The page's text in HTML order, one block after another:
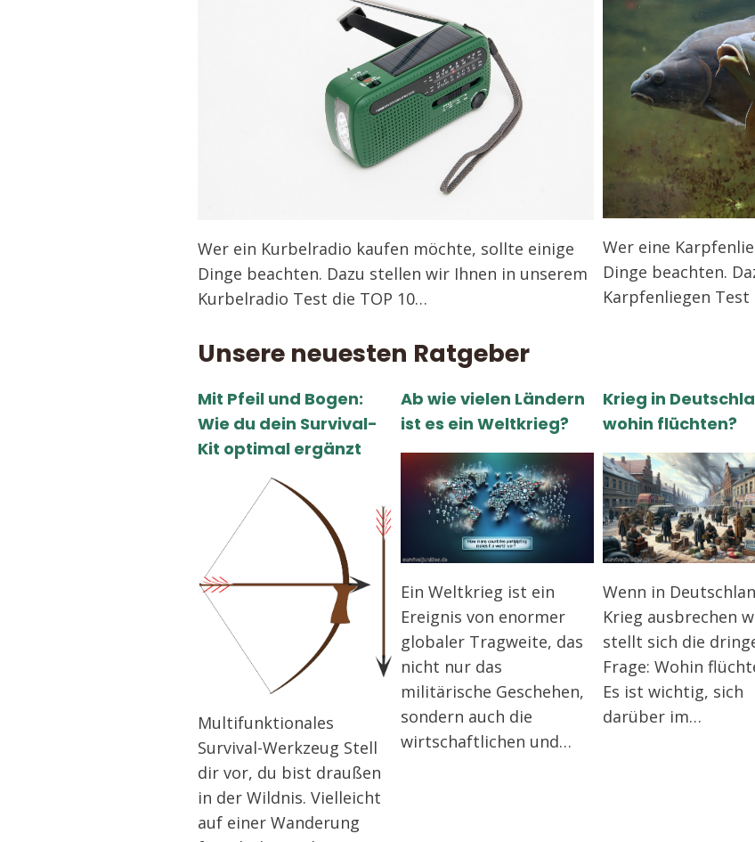
Wer ein Kurbelradio kaufen möchte, sollte einige
Dinge beachten. Dazu stellen wir Ihnen in unserem
Kurbelradio Test die TOP 10…
Wer eine
Dinge beachten.
Karpfenliegen Test
Unsere neuesten Ratgeber
Mit Pfeil und Bogen:
Wie du dein Survival-
Kit optimal ergänzt
Multifunktionales
Survival-Werkzeug Stell
dir vor, du bist draußen
in der Wildnis. Vielleicht
auf einer Wanderung
Ab wie vielen Ländern
ist es ein Weltkrieg?
Ein Weltkrieg ist ein
Ereignis von enormer
globaler Tragweite, das
nicht nur das
militärische Geschehen,
sondern auch die
wirtschaftlichen und…
Krieg in
wohin flüchten?
Wenn in
Krieg ausbrechen
stellt sich die
Frage: Wohin
Es ist wichtig, sich
darüber im…